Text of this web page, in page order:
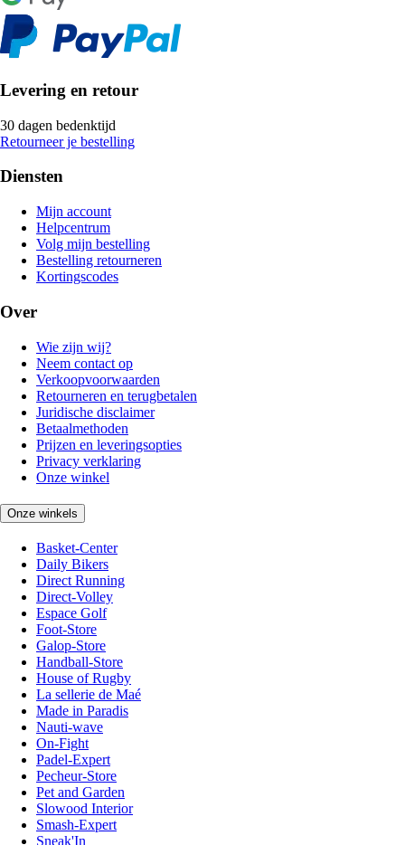
Levering en retour
30 dagen bedenktijd
Retourneer je bestelling
Diensten
Mijn account
Helpcentrum
Volg mijn bestelling
Bestelling retourneren
Kortingscodes
Over
Wie zijn wij?
Neem contact op
Verkoopvoorwaarden
Retourneren en terugbetalen
Juridische disclaimer
Betaalmethoden
Prijzen en leveringsopties
Privacy verklaring
Onze winkel
Onze winkels
Basket-Center
Daily Bikers
Direct Running
Direct-Volley
Espace Golf
Foot-Store
Galop-Store
Handball-Store
House of Rugby
La sellerie de Maé
Made in Paradis
Nauti-wave
On-Fight
Padel-Expert
Pecheur-Store
Pet and Garden
Slowood Interior
Smash-Expert
Sneak'In